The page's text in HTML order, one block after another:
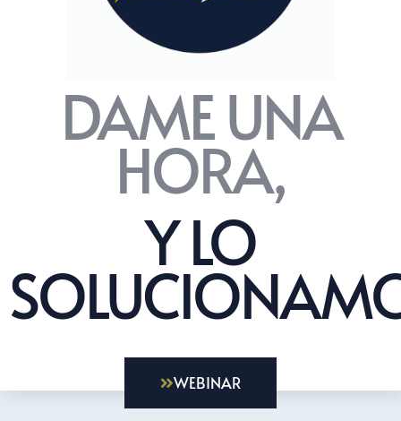
DAME UNA
HORA,
Y LO
WEBINAR